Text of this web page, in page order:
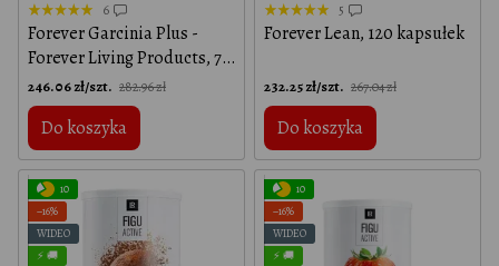
6
Forever Garcinia Plus -
Forever Living Products, 70
kapsułek
246.06 zł/szt. 282.96 zł
Do koszyka
5
Forever Lean, 120 kapsułek
232.25 zł/szt. 267.04 zł
Do koszyka
10
−16%
WIDEO
⚡ 🚚
10
−16%
WIDEO
⚡ 🚚